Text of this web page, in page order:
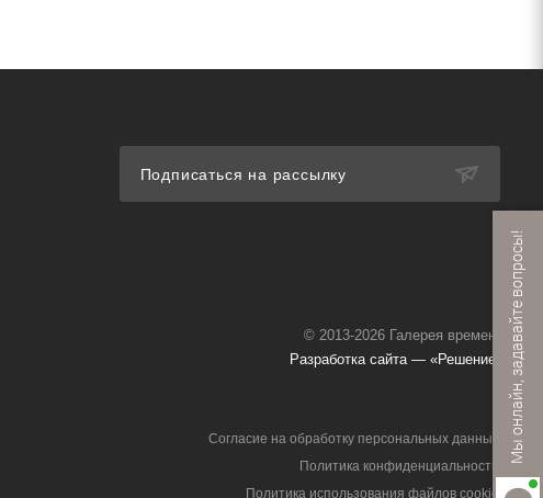
Подписаться на рассылку
© 2013-2026 Галерея времени
Разработка сайта — «Решение»
Согласие на обработку персональных данных
Политика конфиденциальности
Политика использования файлов cookie
Мы онлайн, задавайте вопросы!